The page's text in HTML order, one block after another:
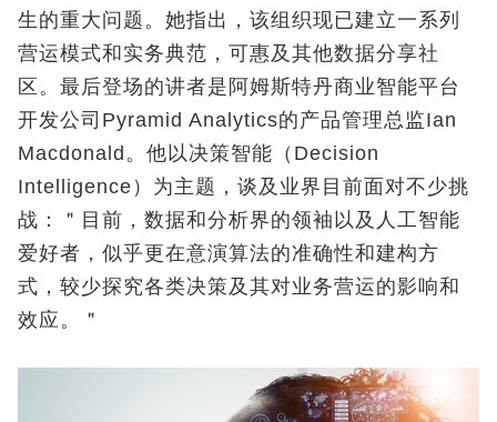
生的重大问题。她指出，该组织现已建立一系列
营运模式和实务典范，可惠及其他数据分享社
区。最后登场的讲者是阿姆斯特丹商业智能平台
开发公司Pyramid Analytics的产品管理总监Ian
Macdonald。他以决策智能（Decision
Intelligence）为主题，谈及业界目前面对不少挑
战：＂目前，数据和分析界的领袖以及人工智能
爱好者，似乎更在意演算法的准确性和建构方
式，较少探究各类决策及其对业务营运的影响和
效应。＂